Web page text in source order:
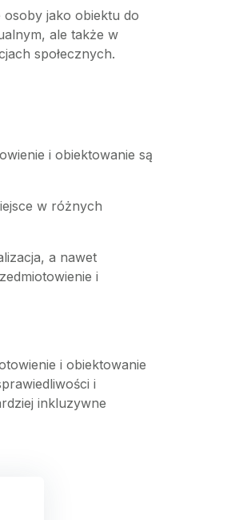
osoby jako obiektu do
ale także w
społecznych.
i obiektowanie są
w różnych
a nawet
i
i obiektowanie
i
inkluzywne